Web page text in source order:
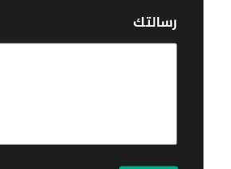
رسالتك